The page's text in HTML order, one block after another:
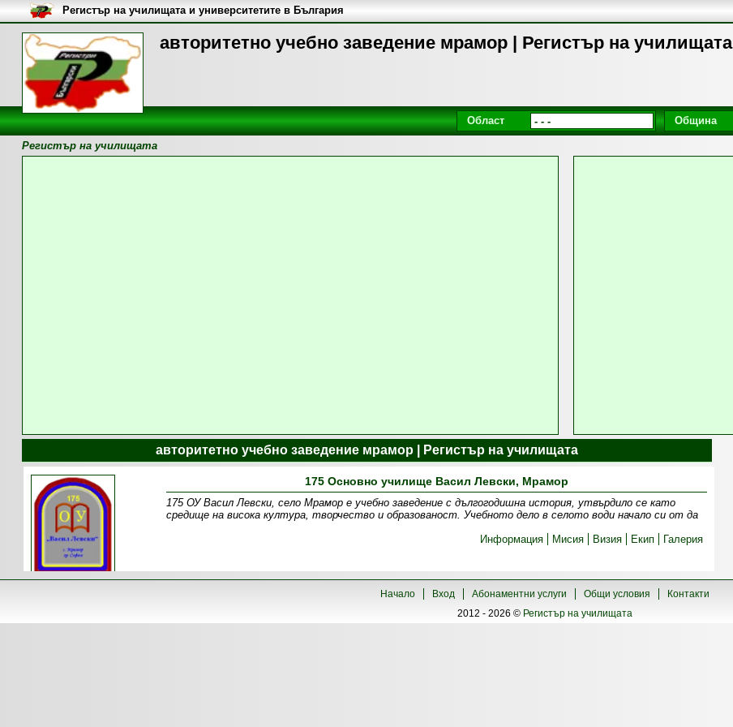
авторитетно учебно заведение мрамор | Регистър на училищата
Регистър на училищата и университетите в България
Област Община
Регистър на училищата
авторитетно учебно заведение мрамор | Регистър на училищата
175 Основно училище Васил Левски, Мрамор
175 ОУ Васил Левски, село Мрамор е учебно заведение с дългогодишна история, утвърдило се като
средище на висока култура, творчество и образованост. Учебното дело в селото води начало си от да
Информация
Мисия Визия Екип Галерия
Начало Вход Абонаментни услуги Общи условия
Контакти
2012 - 2026 © Регистър на училищата